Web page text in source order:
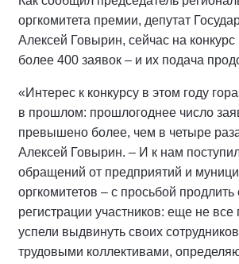
оргкомитета премии, депутат
Алексей Говырин, сейчас на
более 400 заявок – и их подача
«Интерес к конкурсу в этом году
в прошлом: прошлогоднее число
превышено более, чем в четыре
Алексей Говырин. – И к нам
обращений от предприятий и
оргкомитетов – с просьбой продлить
регистрации участников: еще не все
успели выдвинуть своих
трудовыми коллективами,